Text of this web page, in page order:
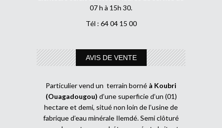
07 h à 15h 30.
Tél : 64 04 15 00
AVIS DE VENTE
Particulier vend un terrain borné à Koubri
(Ouagadougou) d’une superficie d’un (01)
hectare et demi, situé non loin de l’usine de
fabrique d’eau minérale Ilemdé. Semi clôturé